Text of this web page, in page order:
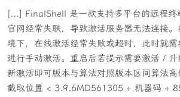
[...] FinalShell 是一款支持多平台的远程终
官网经常失联，导致激活服务器无法连接
境下，在线激活经常失败或超时，此时就需
进行手动激活。重启后若提示需要激活 /
新激活即可版本与算法对照版本区间算法
截取位置 < 3.9.6MD561305 + 机器码 +